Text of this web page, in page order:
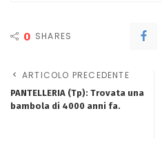
0 SHARES
ARTICOLO PRECEDENTE
PANTELLERIA (Tp): Trovata una
bambola di 4000 anni fa.